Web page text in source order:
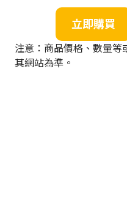
立即購買
注意：商品價格、數量等
其網站為準。